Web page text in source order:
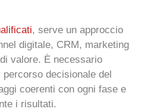
, serve un approccio
digitale, CRM, marketing
valore. È necessario
decisionale del
coerenti con ogni fase e
i risultati.